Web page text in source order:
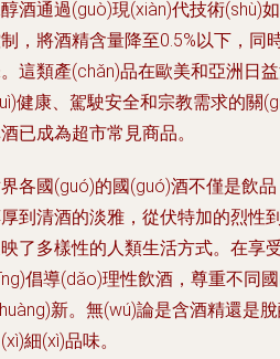
酒通過(guò)現(xiàn)代技術(shù)
，將酒精含量降至0.5%以下，同
這類產(chǎn)品在歐美和亞洲日
健康、駕駛安全和宗教需求的關
已成為超市常見商品。
各國(guó)的國(guó)酒不僅是飲
到清酒的淡雅，從伏特加的烈性
了多樣性的人類生活方式。在享
倡導(dǎo)理性飲酒，尊重不同
新。無(wú)論是含酒精還是
細(xì)品味。